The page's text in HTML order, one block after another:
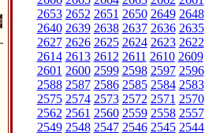
2653 2652 2651 2650 2649 2648
2640 2639 2638 2637 2636 2635
2627 2626 2625 2624 2623 2622
2614 2613 2612 2611 2610 2609
2601 2600 2599 2598 2597 2596
2588 2587 2586 2585 2584 2583
2575 2574 2573 2572 2571 2570
2562 2561 2560 2559 2558 2557
2549 2548 2547 2546 2545 2544